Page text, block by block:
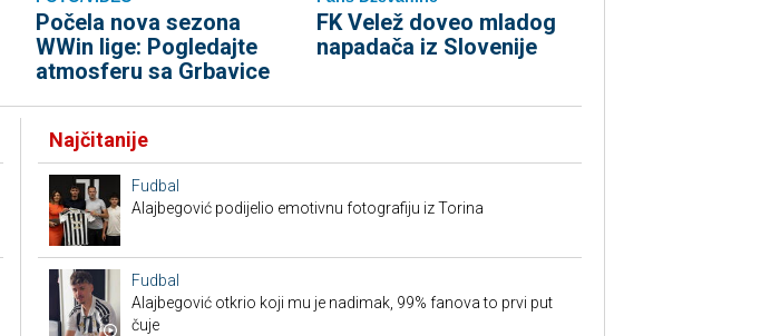
Počela nova sezona
WWin lige: Pogledajte
atmosferu sa Grbavice
FK Velež doveo mladog
napadača iz Slovenije
Najčitanije
Fudbal
Alajbegović podijelio emotivnu fotografiju iz Torina
Fudbal
Alajbegović otkrio koji mu je nadimak, 99% fanova to prvi put
čuje